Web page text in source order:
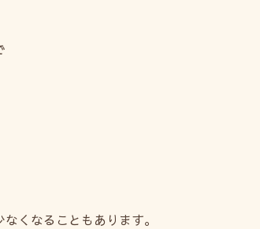
くなることもあります。